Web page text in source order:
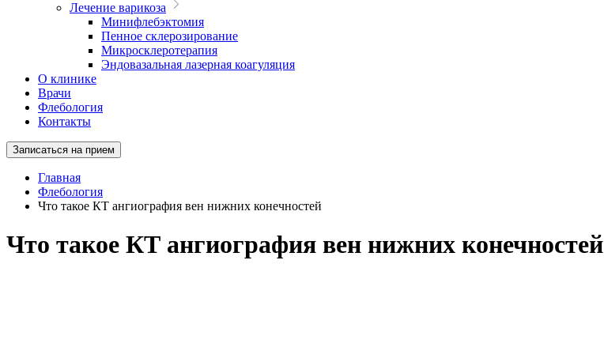
Лечение варикоза
Минифлебэктомия
Пенное склерозирование
Микросклеротерапия
Эндовазальная лазерная коагуляция
О клинике
Врачи
Флебология
Контакты
Записаться на прием
Главная
Флебология
Что такое КТ ангиография вен нижних конечностей
Что такое КТ ангиография вен нижних конечностей